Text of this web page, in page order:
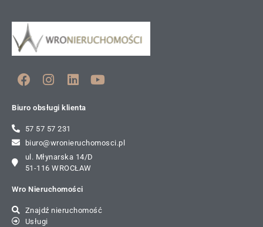
Biuro obsługi klienta
57 57 57 231
biuro@wronieruchomosci.pl
ul. Młynarska 14/D
51-116 WROCŁAW
Wro Nieruchomości
Znajdź nieruchomość
Usługi